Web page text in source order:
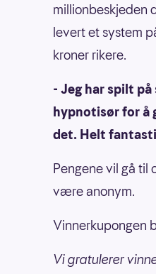
millionbeskjeden
levert et system
kroner rikere.
- Jeg har spilt
hypnotisør for å
det. Helt
Pengene vil gå til
være anonym.
Vinnerkupongen
Vi gratulerer